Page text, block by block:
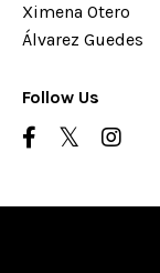
Ximena Otero
Álvarez Guedes
Follow Us